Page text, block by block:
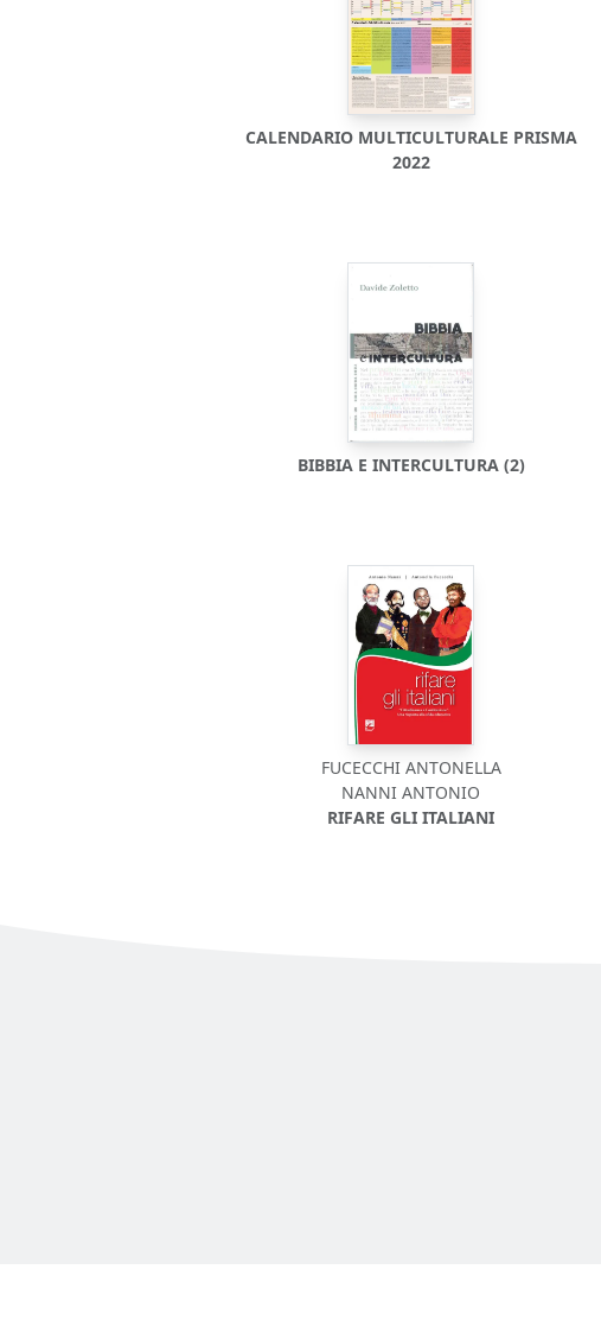
CALENDARIO MULTICULTURALE PRISMA
2022
BIBBIA E INTERCULTURA (2)
FUCECCHI ANTONELLA
NANNI ANTONIO
RIFARE GLI ITALIANI